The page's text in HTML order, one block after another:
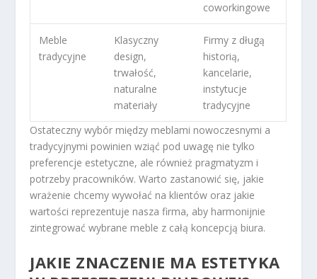
coworkingowe
Meble
tradycyjne
Klasyczny
design,
trwałość,
naturalne
materiały
Firmy z długą
historią,
kancelarie,
instytucje
tradycyjne
Ostateczny wybór między meblami nowoczesnymi a
tradycyjnymi powinien wziąć pod uwagę nie tylko
preferencje estetyczne, ale również pragmatyzm i
potrzeby pracowników. Warto zastanowić się, jakie
wrażenie chcemy wywołać na klientów oraz jakie
wartości reprezentuje nasza firma, aby harmonijnie
zintegrować wybrane meble z całą koncepcją biura.
JAKIE ZNACZENIE MA ESTETYKA